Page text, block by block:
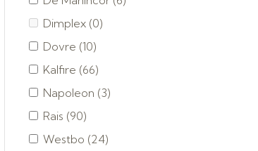
Dimplex (0)
Dovre (10)
Kalfire (66)
Napoleon (3)
Rais (90)
Westbo (24)